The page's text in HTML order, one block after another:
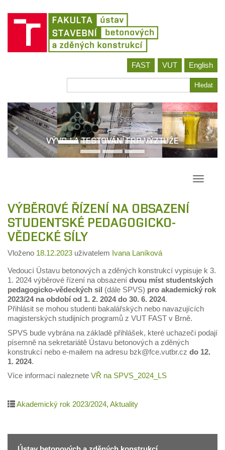
FAST VUT
English
Hledat
VÝVOJ A TESTOVÁNÍ FRP VÝZTUŽE
VÝBĚROVÉ ŘÍZENÍ NA OBSAZENÍ
STUDENTSKÉ PEDAGOGICKO-
VĚDECKÉ SÍLY
Vloženo 18.12.2023 uživatelem Ivana Laníková
Vedoucí Ústavu betonových a zděných konstrukcí vypisuje k 3.
1. 2024 výběrové řízení na obsazení dvou míst studentských
pedagogicko-vědeckých sil (dále SPVS) pro akademický rok
2023/24 na období od 1. 2. 2024 do 30. 6. 2024.
Přihlásit se mohou studenti bakalářských nebo navazujících
magisterských studijních programů z VUT FAST v Brně.
SPVS bude vybrána na základě přihlášek, které uchazeči podají
písemně na sekretariátě Ústavu betonových a zděných
konstrukcí nebo e-mailem na adresu bzk@fce.vutbr.cz do 12.
1. 2024.
Více informací naleznete VŘ na SPVS_2024_LS
Akademický rok 2023/2024, Aktuality